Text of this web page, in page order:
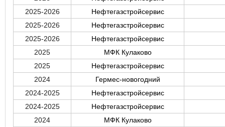
2025-2026
Нефтегазстройсервис
2025-2026
Нефтегазстройсервис
2025-2026
Нефтегазстройсервис
2025
МФК Кулаково
2025
Нефтегазстройсервис
2024
Гермес-новогодний
2024-2025
Нефтегазстройсервис
2024-2025
Нефтегазстройсервис
2024
МФК Кулаково